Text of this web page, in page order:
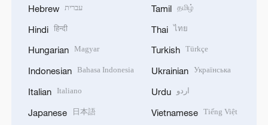
Hebrew עברית
Hindi हिन्दी
Hungarian Magyar
Indonesian Bahasa Indonesia
Italian Italiano
Japanese 日本語
Tamil தமிழ்
Thai ไทย
Turkish Türkçe
Ukrainian Українська
Urdu اردو
Vietnamese Tiếng Việt